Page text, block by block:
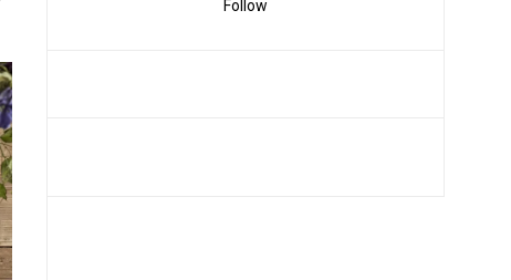
Follow